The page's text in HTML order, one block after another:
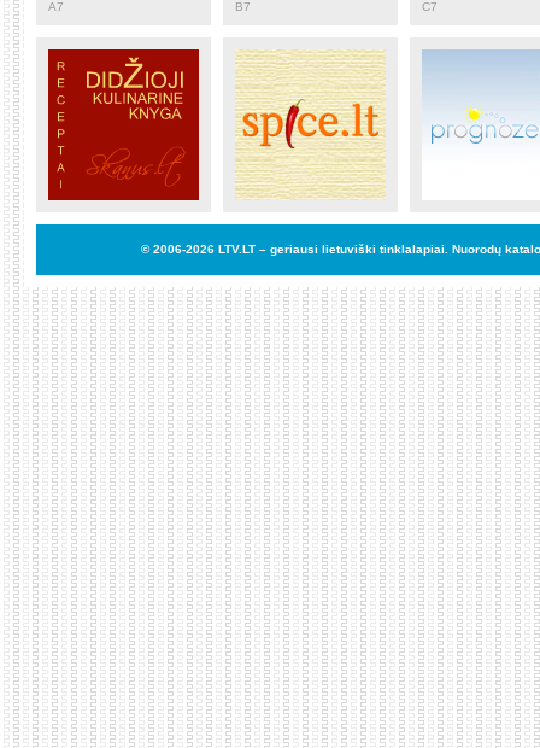
A7 B7 C7
© 2006-2026 LTV.LT– geriausi lietuviški tinklalapiai. Nuorodų